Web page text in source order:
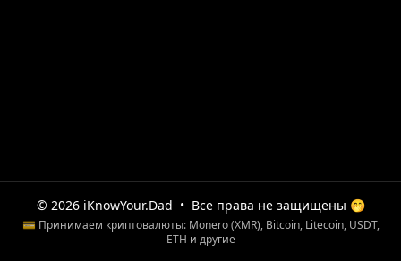
© 2026 iKnowYour.Dad • Все права не защищены 🤭
💳 Принимаем криптовалюты: Monero (XMR), Bitcoin, Litecoin, USDT,
ETH и другие